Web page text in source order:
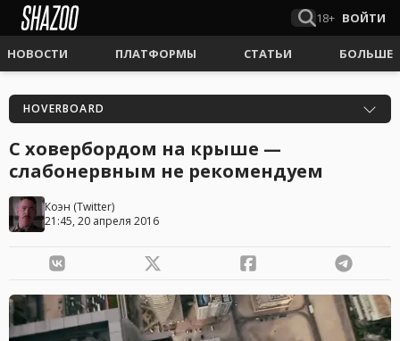
18+ ВОЙТИ
НОВОСТИ ПЛАТФОРМЫ СТАТЬИ БОЛЬШЕ
HOVERBOARD
С ховербордом на крыше —
слабонервным не рекомендуем
Коэн (Twitter)
21:45, 20 апреля 2016